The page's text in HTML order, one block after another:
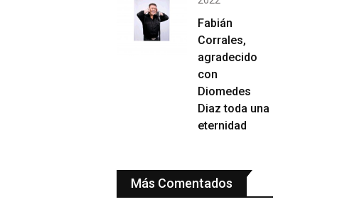
Fabián
Corrales,
agradecido
con
Diomedes
Diaz toda una
eternidad
Más Comentados